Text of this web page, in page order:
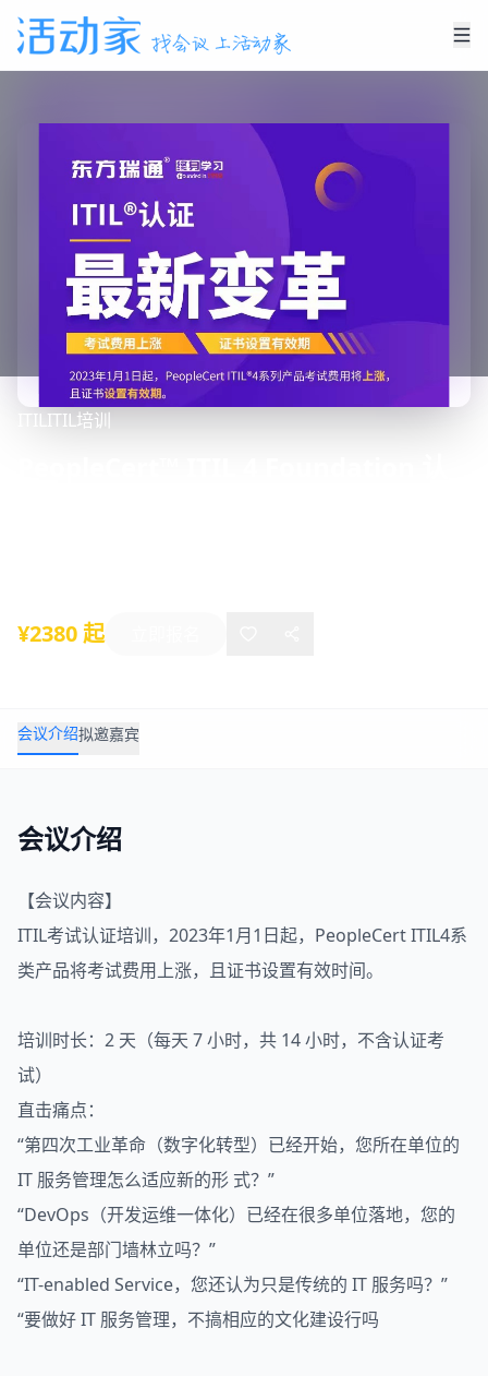
ITILITIL培训
¥2380 起
会议介绍拟邀嘉宾
会议介绍
【会议内容】
ITIL考试认证培训，2023年1月1日起，PeopleCert ITIL4系
类产品将考试费用上涨，且证书设置有效时间。
培训时长：2 天（每天 7 小时，共 14 小时，不含认证考
试）
直击痛点：
“第四次工业革命（数字化转型）已经开始，您所在单位的
IT 服务管理怎么适应新的形 式？”
“DevOps（开发运维一体化）已经在很多单位落地，您的
单位还是部门墙林立吗？”
“IT-enabled Service，您还认为只是传统的 IT 服务吗？”
“要做好 IT 服务管理，不搞相应的文化建设行吗